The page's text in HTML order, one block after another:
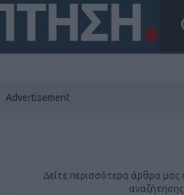
Δείτε περισσότερα άρθρα
αναζήτησης